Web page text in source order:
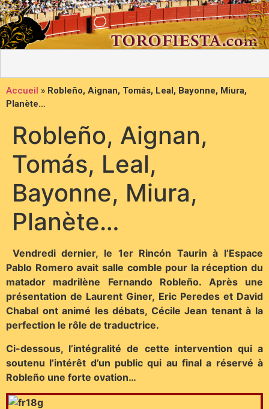
Accueil » Robleño, Aignan, Tomás, Leal, Bayonne, Miura,
Planète…
Robleño, Aignan,
Tomás, Leal,
Bayonne, Miura,
Planète…
Vendredi dernier, le 1er Rincón Taurin à l’Espace
Pablo Romero avait salle comble pour la réception du
matador madrilène Fernando Robleño. Après une
présentation de Laurent Giner, Eric Peredes et David
Chabal ont animé les débats, Cécile Jean tenant à la
perfection le rôle de traductrice.
Ci-dessous, l’intégralité de cette intervention qui a
soutenu l’intérêt d’un public qui au final a réservé à
Robleño une forte ovation…